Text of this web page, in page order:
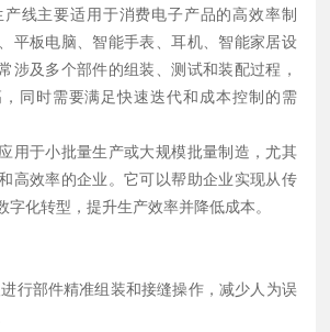
线主要适用于消费电子产品的高效率制
平板电脑、智能手表、耳机、智能家居设
涉及多个部件的组装、测试和装配过程，
同时需要满足快速迭代和成本控制的需
用于小批量生产或大规模批量制造，尤其
高效率的企业。它可以帮助企业实现从传
字化转型，提升生产效率并降低成本。
行部件精准组装和接缝操作，减少人为误